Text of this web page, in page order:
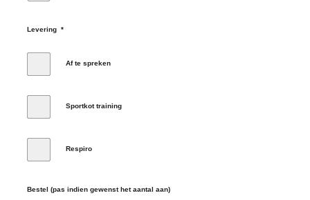
Levering *
Af te spreken
Sportkot training
Respiro
Bestel (pas indien gewenst het aantal aan)